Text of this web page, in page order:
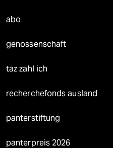
abo
genossenschaft
taz zahl ich
recherchefonds ausland
panterstiftung
panterpreis 2026